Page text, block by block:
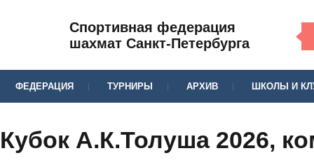
Спортивная федерация
шахмат Санкт-Петербурга
ФЕДЕРАЦИЯ ТУРНИРЫ АРХИВ ШКОЛЫ И
Кубок А.К.Толуша 2026,